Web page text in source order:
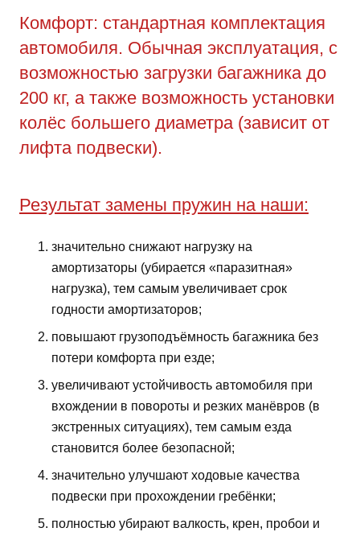
Комфорт: стандартная комплектация
автомобиля. Обычная эксплуатация, с
возможностью загрузки багажника до
200 кг, а также возможность установки
колёс большего диаметра (зависит от
лифта подвески).
Результат замены пружин на наши:
значительно снижают нагрузку на
амортизаторы (убирается «паразитная»
нагрузка), тем самым увеличивает срок
годности амортизаторов;
повышают грузоподъёмность багажника без
потери комфорта при езде;
увеличивают устойчивость автомобиля при
вхождении в повороты и резких манёвров (в
экстренных ситуациях), тем самым езда
становится более безопасной;
значительно улучшают ходовые качества
подвески при прохождении гребёнки;
полностью убирают валкость, крен, пробои и